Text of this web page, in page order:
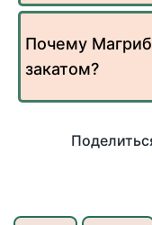
Почему
закатом?